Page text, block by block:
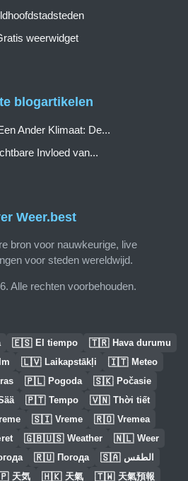
Weer.best
bron voor nauwkeurige, live
voor steden wereldwijd.
Alle rechten voorbehouden.
weerwidget
blogartikelen
Ander Klimaat: De...
Invloed van...
🇪🇸 El tiempo 🇹🇷 Hava durumu
Ilm 🇱🇻 Laikapstākļi 🇮🇹 Meteo
🇵🇱 Pogoda 🇸🇰 Počasie
🇵🇹 Tempo 🇻🇳 Thời tiết
🇸🇮 Vreme 🇷🇴 Vremea
🇬🇧🇺🇸 Weather 🇳🇱 Weer
🇷🇺 Погода 🇸🇦 الطقس
天気 🇭🇰 天氣 🇹🇼 天氣預報